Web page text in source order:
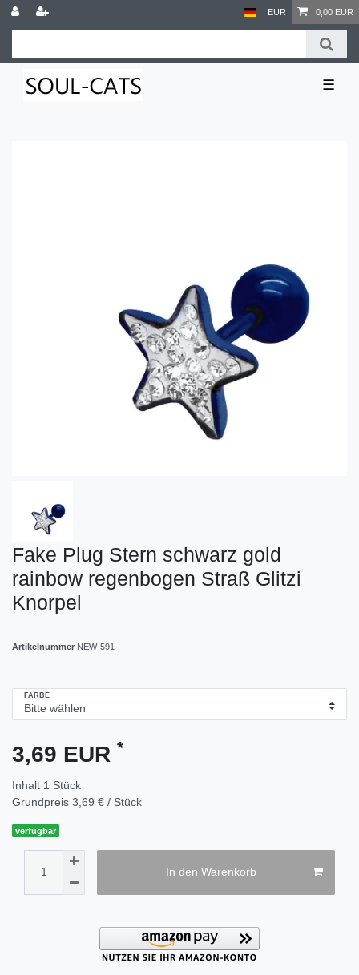
EUR 0,00 EUR
☰
Fake Plug Stern schwarz gold
rainbow regenbogen Straß Glitzi
Knorpel
Artikelnummer NEW-591
FARBE
3,69 EUR *
Inhalt 1 Stück
Grundpreis 3,69 € / Stück
verfügbar
In den Warenkorb